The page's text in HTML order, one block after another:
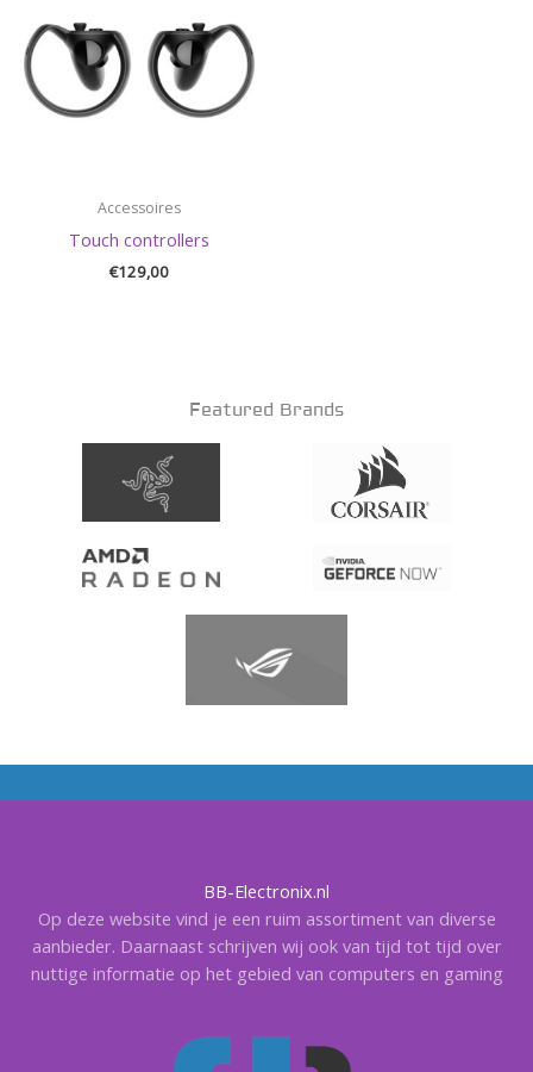
Accessoires
Touch controllers
€129,00
Featured Brands
BB-Electronix.nl
Op deze website vind je een ruim assortiment van diverse
aanbieder. Daarnaast schrijven wij ook van tijd tot tijd over
nuttige informatie op het gebied van computers en gaming